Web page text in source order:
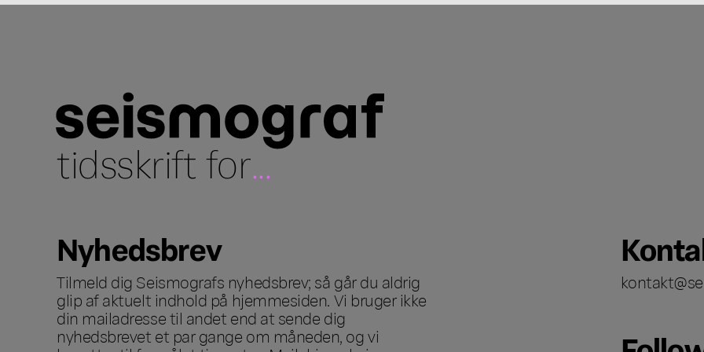
tidsskrift for...
Nyhedsbrev
Tilmeld dig Seismografs nyhedsbrev; så går du aldrig
glip af aktuelt indhold på hjemmesiden. Vi bruger ikke
din mailadresse til andet end at sende dig
nyhedsbrevet et par gange om måneden, og vi